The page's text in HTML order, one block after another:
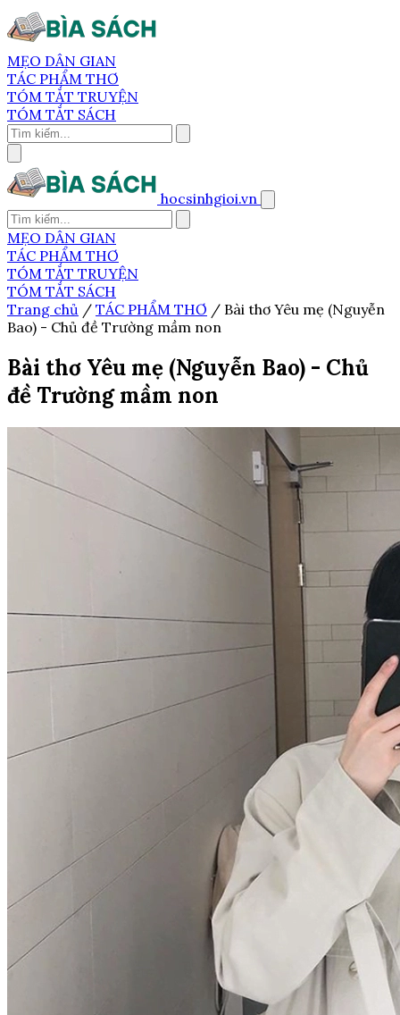
MẸO DÂN GIAN
TÁC PHẨM THƠ
TÓM TẮT TRUYỆN
TÓM TẮT SÁCH
hocsinhgioi.vn
MẸO DÂN GIAN
TÁC PHẨM THƠ
TÓM TẮT TRUYỆN
TÓM TẮT SÁCH
Trang chủ / TÁC PHẨM THƠ / Bài thơ Yêu mẹ (Nguyễn
Bao) - Chủ đề Trường mầm non
Bài thơ Yêu mẹ (Nguyễn Bao) - Chủ
đề Trường mầm non